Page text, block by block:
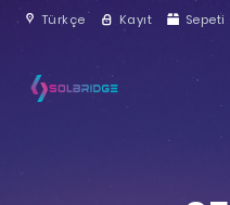
Türkçe Kayıt